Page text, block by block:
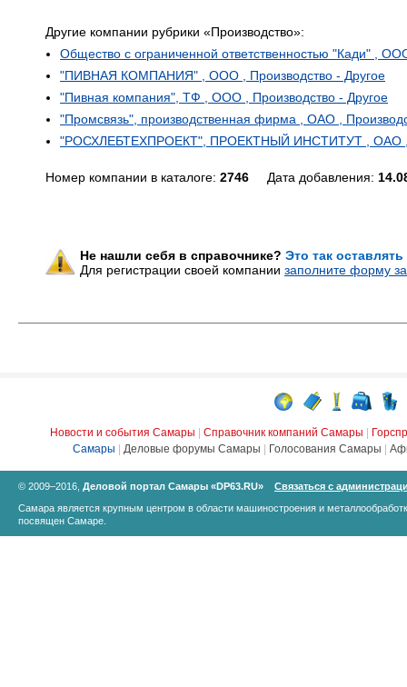
Другие компании рубрики «Производство»:
Общество с ограниченной ответственностью "Кади" ,
"ПИВНАЯ КОМПАНИЯ" , ООО , Производство - Другое
"Пивная компания", ТФ , ООО , Производство - Другое
"Промсвязь", производственная фирма , ОАО ,
"РОСХЛЕБТЕХПРОЕКТ", ПРОЕКТНЫЙ ИНСТИТУТ , ОАО ,
Номер компании в каталоге: 2746 Дата добавления:
Не нашли себя в справочнике? Это так
Для регистрации своей компании заполните форму
Новости и события Самары Справочник компаний Самары
Самары
Деловые форумы Самары Голосования Самары
© 2009–2016, Деловой портал Самары «DP63.RU»
Связаться с
Самара является крупным центром в области машиностроения и
посвящен Самаре.